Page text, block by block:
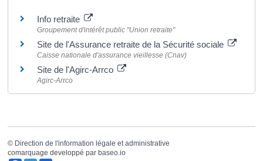
Info retraite
Groupement d'intérêt public "Union retraite"
Site de l'Assurance retraite de la Sécurité sociale
Caisse nationale d'assurance vieillesse (Cnav)
Site de l'Agirc-Arrco
Agirc-Arrco
© Direction de l'information légale et administrative
comarquage developpé par baseo.io